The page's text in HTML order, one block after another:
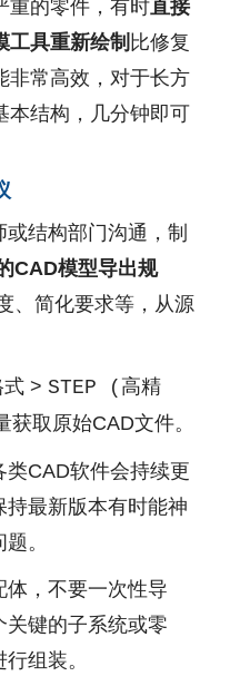
重的零件，有时直接
工具重新绘制 比修复
非常高效，对于长方
本结构，几分钟即可
结构部门沟通，制
CAD模型导出规
、简化要求等，从源
式 > STEP (高精
获取原始CAD文件。
类CAD软件会持续更
最新版本有时能神
。
体，不要一次性导
关键的子系统或零
组装。